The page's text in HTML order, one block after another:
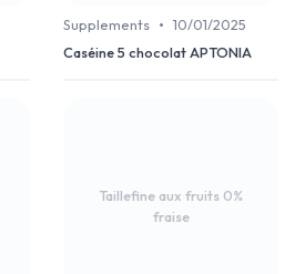
Supplements • 10/01/2025
Caséine 5 chocolat APTONIA
Taillefine aux fruits 0%
fraise